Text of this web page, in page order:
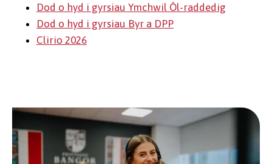
Dod o hyd i gyrsiau Ymchwil Ôl-raddedig
Dod o hyd i gyrsiau Byr a DPP
Clirio 2026